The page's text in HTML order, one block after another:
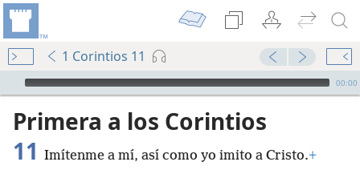
1 Corintios 11
Audio Player
00:00
Primera a los Corintios
11 Imítenme a mí, así como yo imito a Cristo.+